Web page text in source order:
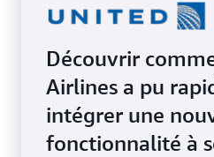
Découvrir
Airlines a pu
intégrer une
fonctionnalité à